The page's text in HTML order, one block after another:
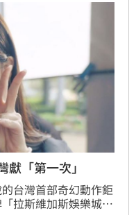
「第一次」
台灣首部奇幻動作鉅
拉斯維加斯娛樂城」